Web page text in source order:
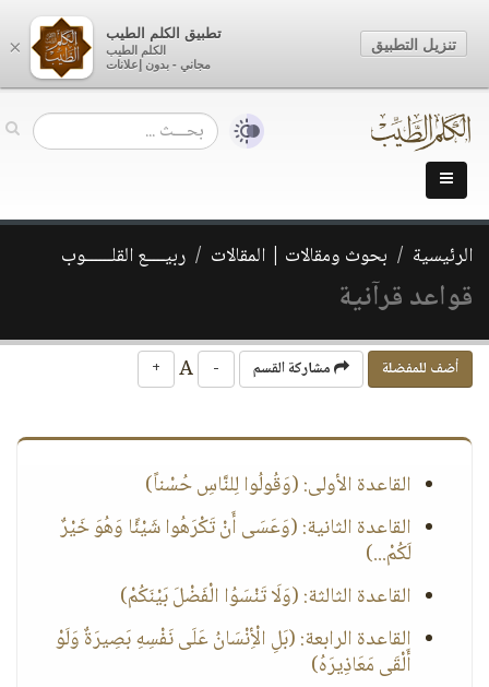
الرئيسية بحوث ومقالات | المقالات ربيــــع القلــــــوب
قواعد قرآنية
أضف للمفضلة مشاركة القسم -
+
القاعدة الأولى: (وَقُولُوا لِلنَّاسِ حُسْناً)
القاعدة الثانية: (وَعَسَى أَنْ تَكْرَهُوا شَيْئًا وَهُوَ خَيْرٌ
لَكُمْ...)
القاعدة الثالثة: (وَلَا تَنْسَوُا الْفَضْلَ بَيْنَكُمْ)
القاعدة الرابعة: (بَلِ الْأِنْسَانُ عَلَى نَفْسِهِ بَصِيرَةٌ وَلَوْ
أَلْقَى مَعَاذِيرَهُ)
×
تطبيق الكلم الطيب
الكلم الطيب
مجاني - بدون إعلانات
تنزيل التطبيق